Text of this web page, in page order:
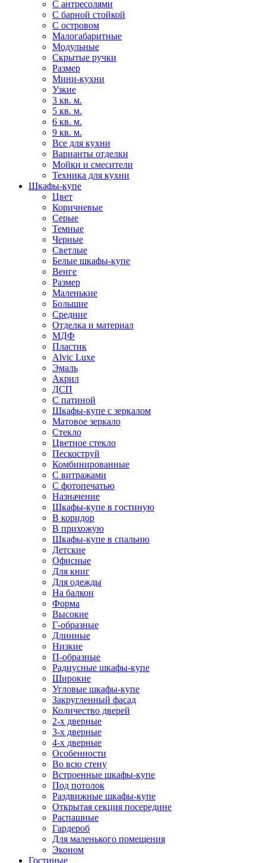
С антресолями
С барной стойкой
С островом
Малогабаритные
Модульные
Скрытые ручки
Размер
Мини-кухни
Узкие
3 кв. м.
5 кв. м.
6 кв. м.
9 кв. м.
Все для кухни
Варианты отделки
Мойки и смесители
Техника для кухни
Шкафы-купе
Цвет
Коричневые
Серые
Темные
Черные
Светлые
Белые шкафы-купе
Венге
Размер
Маленькие
Большие
Средние
Отделка и материал
МДФ
Пластик
Alvic Luxe
Эмаль
Акрил
ДСП
С патиной
Шкафы-купе с зеркалом
Матовое зеркало
Стекло
Цветное стекло
Пескоструй
Комбинированные
С витражами
С фотопечатью
Назначение
Шкафы-купе в гостиную
В коридор
В прихожую
Шкафы-купе в спальню
Детские
Офисные
Для книг
Для одежды
На балкон
Форма
Высокие
Г-образные
Длинные
Низкие
П-образные
Радиусные шкафы-купе
Широкие
Угловые шкафы-купе
Закругленный фасад
Количество дверей
2-х дверные
3-х дверные
4-х дверные
Особенности
Во всю стену
Встроенные шкафы-купе
Под потолок
Раздвижные шкафы-купе
Открытая секция посередине
Распашные
Гардероб
Для маленького помещения
Эконом
Гостиные